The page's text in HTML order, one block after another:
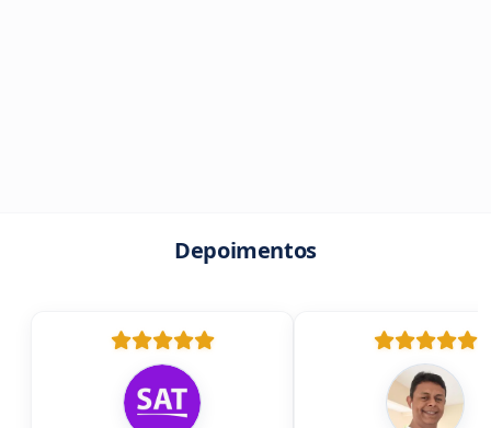
Depoimentos